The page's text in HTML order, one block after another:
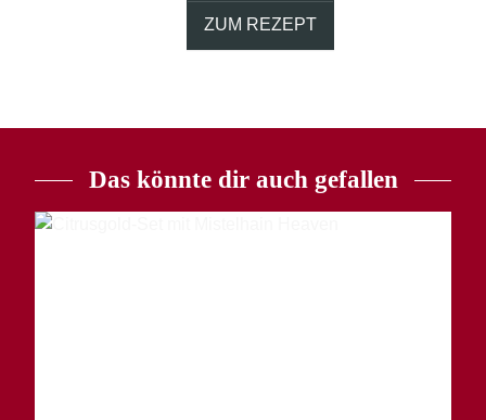
ZUM REZEPT
Das könnte dir auch gefallen